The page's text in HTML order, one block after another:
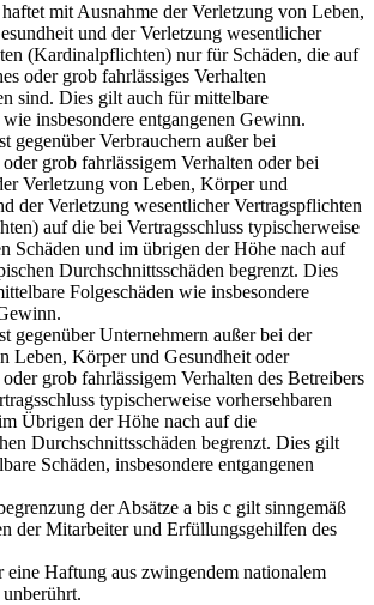
mit Ausnahme der Verletzung von Leben,
und der Verletzung wesentlicher
(Kardinalpflichten) nur für Schäden, die auf
oder grob fahrlässiges Verhalten
sind. Dies gilt auch für mittelbare
insbesondere entgangenen Gewinn.
gegenüber Verbrauchern außer bei
grob fahrlässigem Verhalten oder bei
Verletzung von Leben, Körper und
der Verletzung wesentlicher Vertragspflichten
auf die bei Vertragsschluss typischerweise
Schäden und im übrigen der Höhe nach auf
Durchschnittsschäden begrenzt. Dies
Folgeschäden wie insbesondere
gegenüber Unternehmern außer bei der
Leben, Körper und Gesundheit oder
grob fahrlässigem Verhalten des Betreibers
typischerweise vorhersehbaren
Übrigen der Höhe nach auf die
Durchschnittsschäden begrenzt. Dies gilt
Schäden, insbesondere entgangenen
der Absätze a bis c gilt sinngemäß
der Mitarbeiter und Erfüllungsgehilfen des
eine Haftung aus zwingendem nationalem